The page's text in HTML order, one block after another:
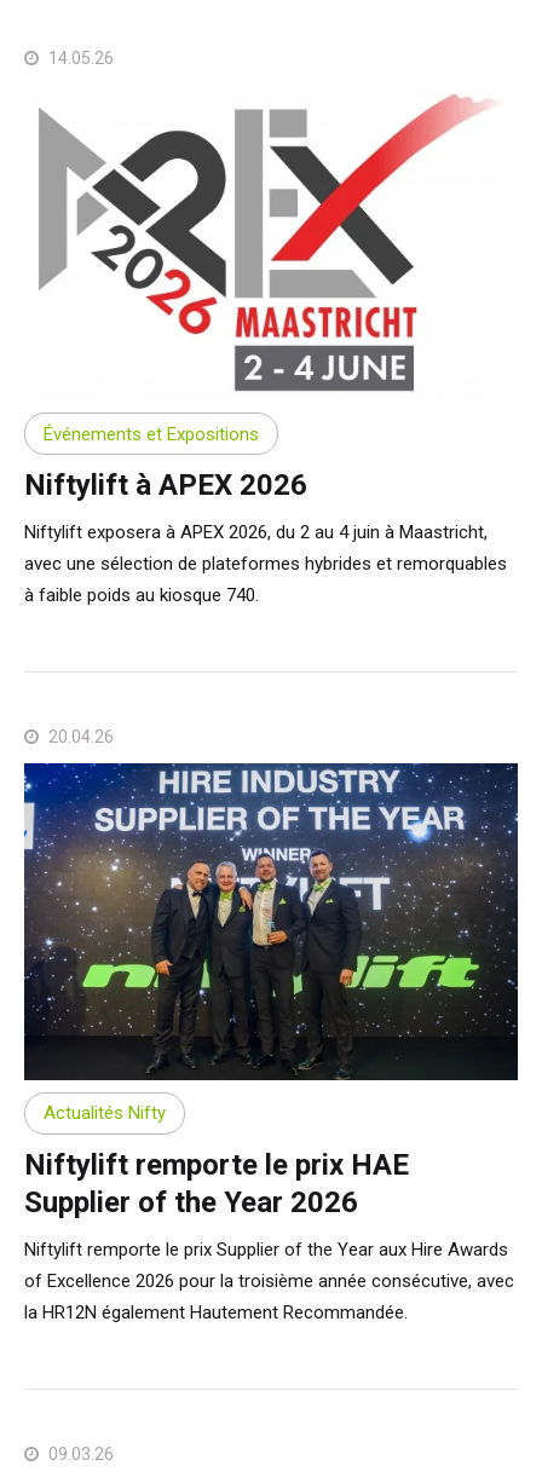
14.05.26
Événements et Expositions
Niftylift à APEX 2026
Niftylift exposera à APEX 2026, du 2 au 4 juin à Maastricht,
avec une sélection de plateformes hybrides et remorquables
à faible poids au kiosque 740.
20.04.26
Actualités Nifty
Niftylift remporte le prix HAE
Supplier of the Year 2026
Niftylift remporte le prix Supplier of the Year aux Hire Awards
of Excellence 2026 pour la troisième année consécutive, avec
la HR12N également Hautement Recommandée.
09.03.26